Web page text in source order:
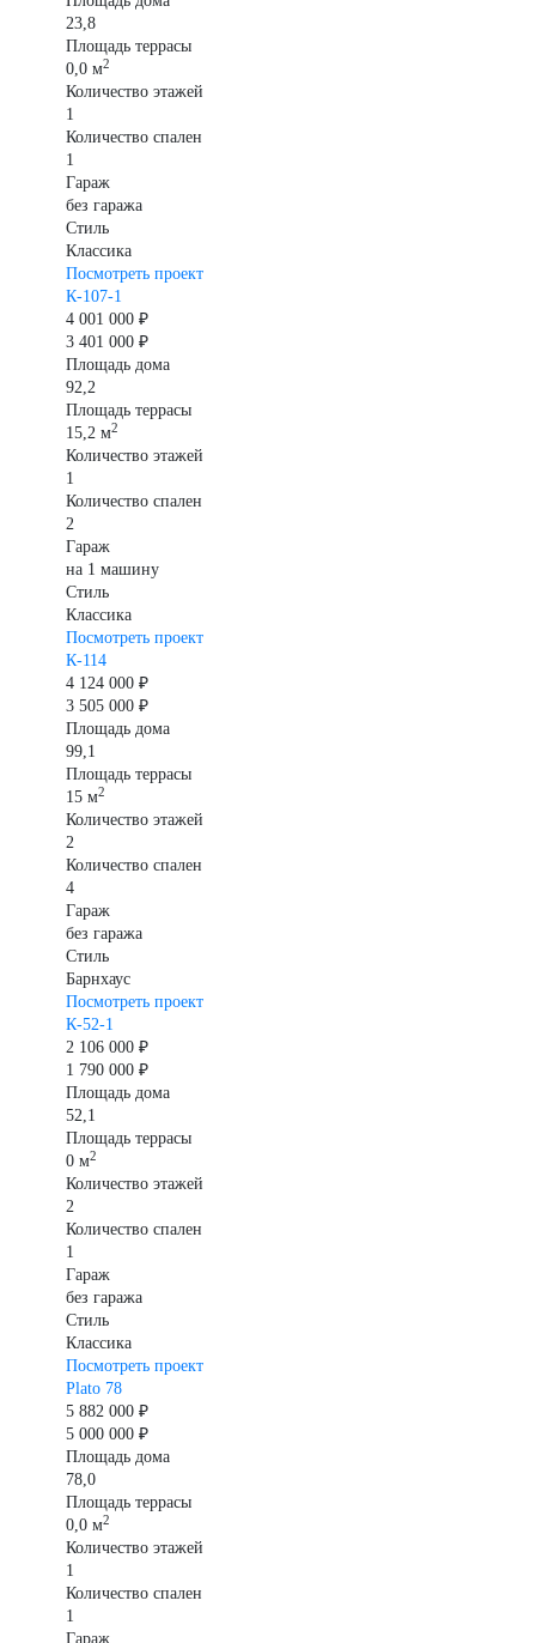
23,8
Площадь террасы
0,0 м2
Количество этажей
1
Количество спален
1
Гараж
без гаража
Стиль
Классика
Посмотреть проект
К-107-1
4 001 000 ₽
3 401 000 ₽
Площадь дома
92,2
Площадь террасы
15,2 м2
Количество этажей
1
Количество спален
2
Гараж
на 1 машину
Стиль
Классика
Посмотреть проект
К-114
4 124 000 ₽
3 505 000 ₽
Площадь дома
99,1
Площадь террасы
15 м2
Количество этажей
2
Количество спален
4
Гараж
без гаража
Стиль
Барнхаус
Посмотреть проект
К-52-1
2 106 000 ₽
1 790 000 ₽
Площадь дома
52,1
Площадь террасы
0 м2
Количество этажей
2
Количество спален
1
Гараж
без гаража
Стиль
Классика
Посмотреть проект
Plato 78
5 882 000 ₽
5 000 000 ₽
Площадь дома
78,0
Площадь террасы
0,0 м2
Количество этажей
1
Количество спален
1
Гараж